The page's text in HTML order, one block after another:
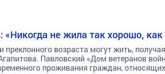
не жила так хорошо, как
возраста могут жить,
Павловский «Дом ветеранов
проживания граждан,